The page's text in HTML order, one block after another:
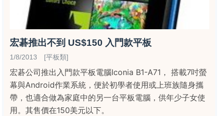
宏碁推出不到 US$150 入門款平板
1/8/2013 [平板類]
宏碁公司推出入門款平板電腦Iconia B1-A71， 搭載7吋螢
幕與Android作業系統，便於初學者使用或上班族隨身攜
帶，也適合做為家庭中的另一台平板電腦，供年少子女使
用。其售價在150美元以下。